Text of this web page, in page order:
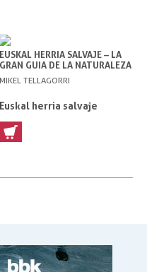
EUSKAL HERRIA SALVAJE – LA
GRAN GUIA DE LA NATURALEZA
MIKEL TELLAGORRI
Euskal herria salvaje